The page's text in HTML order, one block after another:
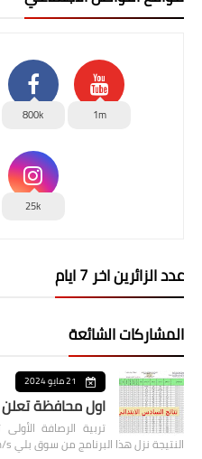
1m
800k
25k
عدد الزائرين اخر 7 ايام
المشاركات الشائعة
21 مايو 2024
اول محافظة تعلن
تربية الرصافة
النتيجة نزل هذا البرنامج من سوق بلي https://play.google.com/s…